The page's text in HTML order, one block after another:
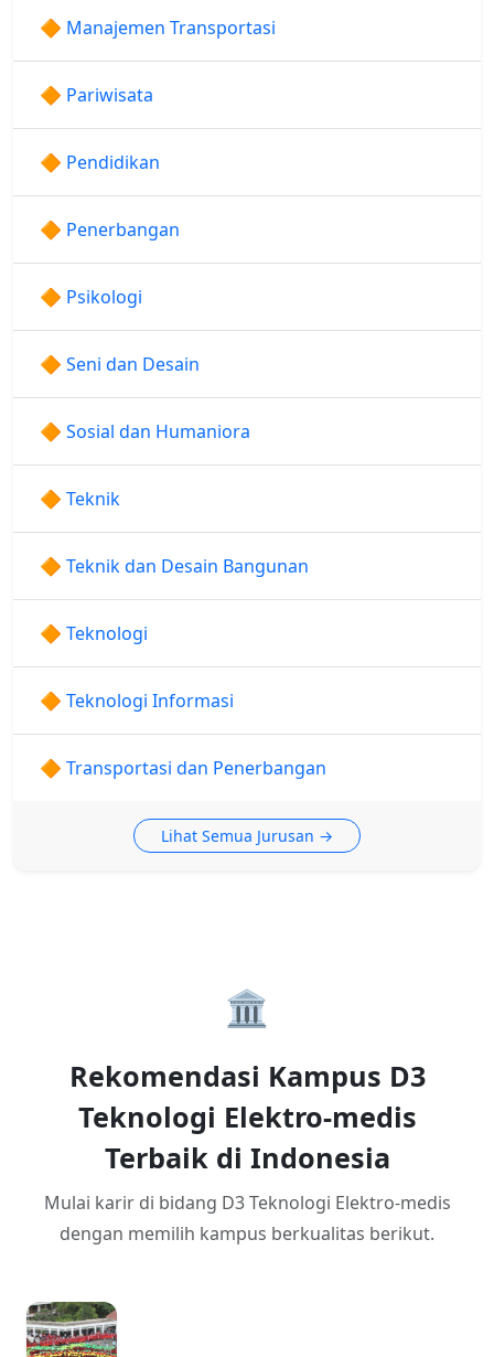
🔶 Manajemen Transportasi
🔶 Pariwisata
🔶 Pendidikan
🔶 Penerbangan
🔶 Psikologi
🔶 Seni dan Desain
🔶 Sosial dan Humaniora
🔶 Teknik
🔶 Teknik dan Desain Bangunan
🔶 Teknologi
🔶 Teknologi Informasi
🔶 Transportasi dan Penerbangan
Lihat Semua Jurusan →
🏛️
Rekomendasi Kampus D3
Teknologi Elektro-medis
Terbaik di Indonesia
Mulai karir di bidang D3 Teknologi Elektro-medis
dengan memilih kampus berkualitas berikut.